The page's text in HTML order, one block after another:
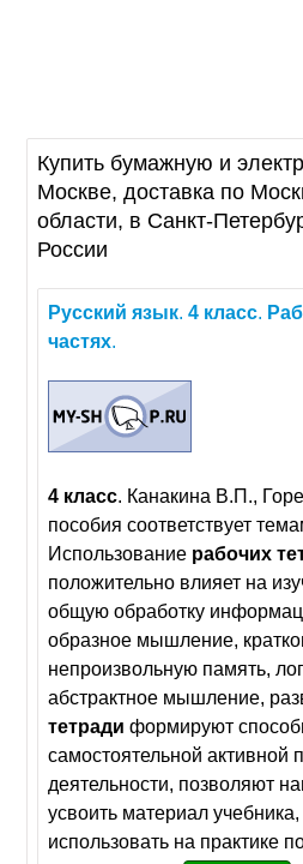
Купить бумажную и
Москве, доставка по
области, в Санкт-
России
Русский язык.4 класс.
частях.
4 класс. Канакина В.П.,
пособия соответствует
Использование рабочих
положительно влияет на
общую обработку
образное мышление,
непроизвольную память,
абстрактное мышление,
тетради формируют
самостоятельной активной
деятельности, позволяют
усвоить материал
использовать на практике